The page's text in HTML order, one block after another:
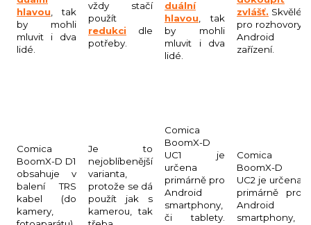
hlavou , tak
by mohli
mluvit i dva
lidé.
vždy stačí
použít
redukci dle
potřeby.
duální
hlavou , tak
by mohli
mluvit i dva
lidé.
zvlášť. Skvělé
pro rozhovory
Android
zařízení.
Comica
BoomX-D D1
obsahuje v
balení TRS
kabel (do
kamery,
Je to
nejoblíbenější
varianta,
protože se dá
použít jak s
kamerou, tak
Comica
BoomX-D
UC1 je
určena
primárně pro
Android
smartphony,
či tablety.
Comica
BoomX-D
UC2 je určena
primárně pro
Android
smartphony,